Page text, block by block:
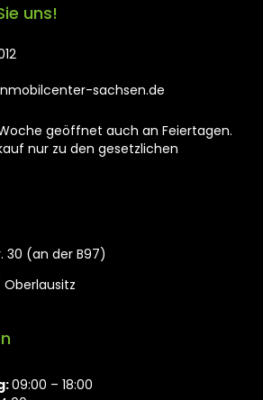
uns!
sachsen.de
geöffnet auch an Feiertagen.
nur zu den gesetzlichen
30 (an der B97)
09:00 – 18:00